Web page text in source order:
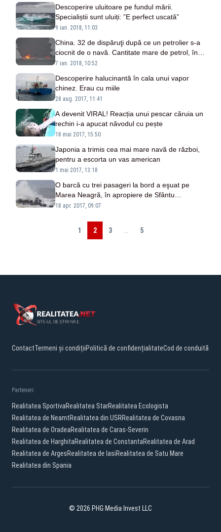
Descoperire uluitoare pe fundul mării.
Specialiștii sunt uluiți: ”E perfect uscată”
9 ian. 2018, 11:03
China. 32 de dispăruţi după ce un petrolier s-a
ciocnit de o navă. Cantitate mare de petrol, în
mare
7 ian. 2018, 10:52
Descoperire halucinantă în cala unui vapor
chinez. Erau cu miile
28 aug. 2017, 11:41
A devenit VIRAL! Reacția unui pescar căruia un
rechin i-a apucat năvodul cu pește
18 mai 2017, 15:50
Japonia a trimis cea mai mare navă de război,
pentru a escorta un vas american
1 mai 2017, 13:18
O barcă cu trei pasageri la bord a eşuat pe
Marea Neagră, în apropiere de Sfântu
Gheorghe
18 apr. 2017, 09:07
1 2 3 5
ContactTermeni și condițiiPolitică de confidențialitateCod de conduită
Parteneri:
Realitatea SportivaRealitatea StarRealitatea Ecologista
Realitatea de NeamtRealitatea din USRRealitatea de Covasna
Realitatea de OradeaRealitatea de Caras-Severin
Realitatea de HarghitaRealitatea de ConstantaRealitatea de Arad
Realitatea de ArgesRealitatea de IasiRealitatea de Satu Mare
Realitatea din Spania
© 2026 PHG Media Invest LLC